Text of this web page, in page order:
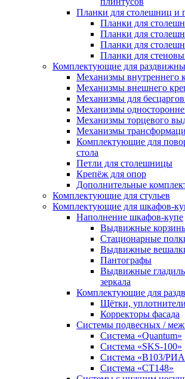
Планки для столешниц и
Планки для
Планки для
Планки для
Планки для
Комплектующие для
Механизмы внутреннего
Механизмы внешнего
Механизмы для
Механизмы
Механизмы торцевого
Механизмы
Комплектующие для
стола
Петли для столешницы
Крепёж для опор
Дополнительные
Комплектующие для стульев
Комплектующие для шкафов-
Наполнение шкафов-купе
Выдвижные
Стационарные
Выдвижные
Пантографы
Выдвижные
зеркала
Комплектующие для
Щётки, уплотнители
Корректоры фасада
Системы подвесных /
Система «Quantum»
Система «SKS-100»
Система «B103/
Система «СТ148»